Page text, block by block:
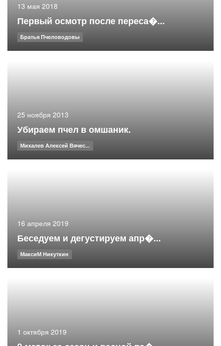
13 мая 2018
Первый осмотр после переса�...
Братья Пчеловодовы
25 ноября 2013
Убираем пчел в омшаник.
Михалев Алексей Вячес...
16 апреля 2019
Беседуем и дегустируем апр�...
МаксиМ Никуткин
1 октября 2019